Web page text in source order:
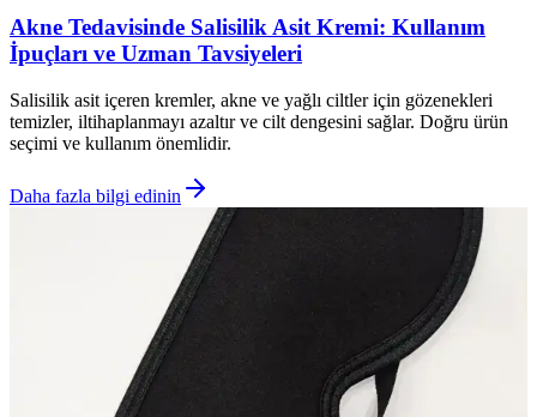
Akne Tedavisinde Salisilik Asit Kremi: Kullanım
İpuçları ve Uzman Tavsiyeleri
Salisilik asit içeren kremler, akne ve yağlı ciltler için gözenekleri
temizler, iltihaplanmayı azaltır ve cilt dengesini sağlar. Doğru ürün
seçimi ve kullanım önemlidir.
Daha fazla bilgi edinin